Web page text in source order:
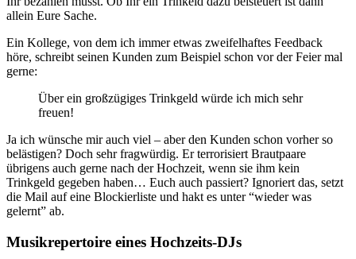
allein Eure Sache.
Ein Kollege, von dem ich immer etwas zweifelhaftes Feedback
höre, schreibt seinen Kunden zum Beispiel schon vor der Feier mal
gerne:
Über ein großzügiges Trinkgeld würde ich mich sehr
freuen!
Ja ich wünsche mir auch viel – aber den Kunden schon vorher so
belästigen? Doch sehr fragwürdig. Er terrorisiert Brautpaare
übrigens auch gerne nach der Hochzeit, wenn sie ihm kein
Trinkgeld gegeben haben… Euch auch passiert? Ignoriert das, setzt
die Mail auf eine Blockierliste und hakt es unter “wieder was
gelernt” ab.
Musikrepertoire eines Hochzeits-DJs